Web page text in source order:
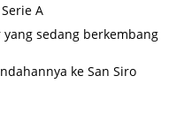
A
sedang berkembang
ke San Siro